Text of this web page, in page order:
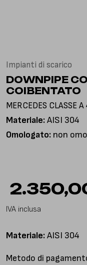
Impianti di scarico
DOWNPIPE
COIBENTATO
MERCEDES CLASSE
Materiale: AISI 304
Omologato: non
IVA inclusa
Materiale: AISI 304
Metodo di